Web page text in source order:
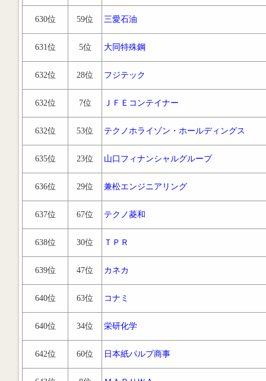
630位 59位 三愛石油
631位 5位 大同特殊鋼
632位 28位 フジテック
632位 7位 ＪＦＥコンテイナー
632位 53位 テクノホライゾン・ホールディングス
635位 23位 山口フィナンシャルグループ
636位 29位 兼松エンジニアリング
637位 67位 テクノ菱和
638位 30位 ＴＰＲ
639位 47位 カネカ
640位 63位 コナミ
640位 34位 栄研化学
642位 60位 日本紙パルプ商事